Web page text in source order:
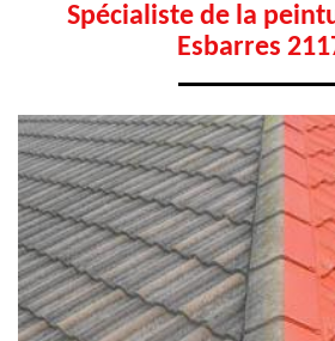
Spécialiste de la
Esbarres